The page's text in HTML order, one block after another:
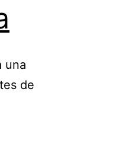
una
de